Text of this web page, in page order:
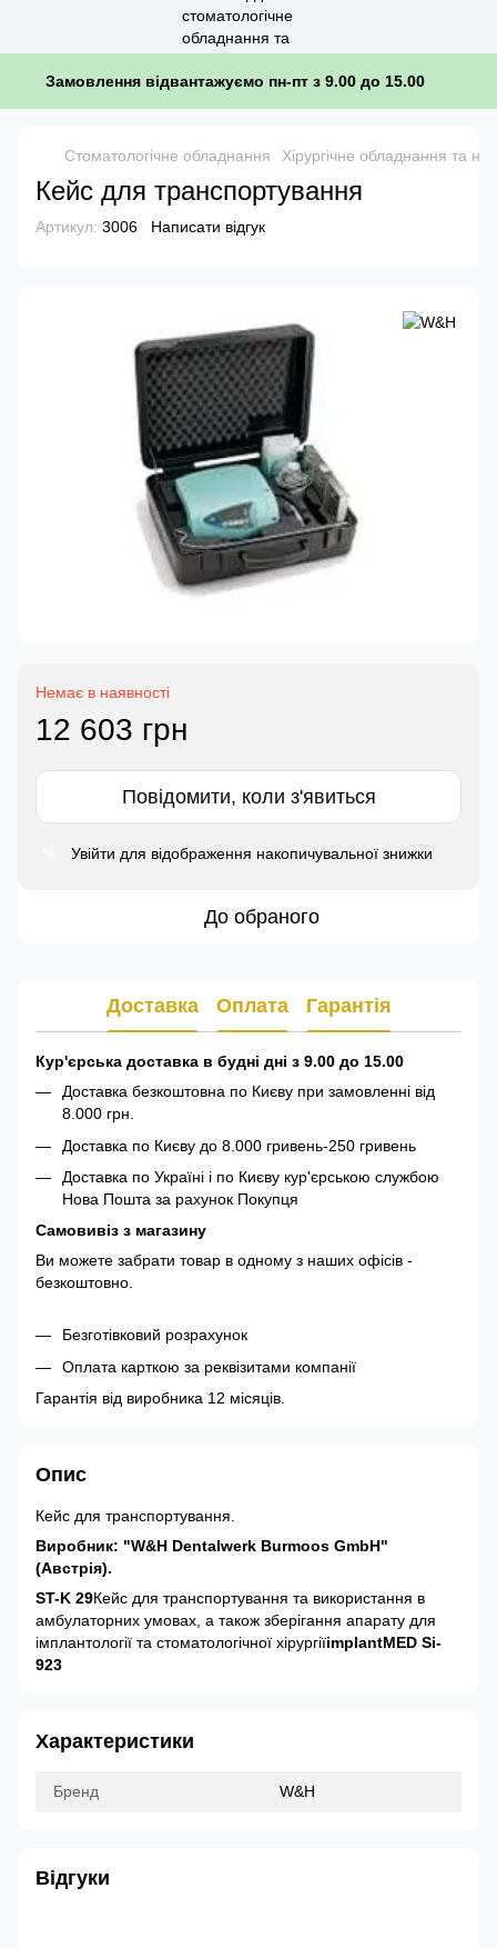
Замовлення відвантажуємо пн-пт з 9.00 до 15.00
Стоматологічне обладнання Хірургічне обладнання та
Кейс для транспортування
Артикул: 3006 Написати відгук
Немає в наявності
12 603 грн
Повідомити, коли з'явиться
Увійти для відображення накопичувальної знижки
До обраного
Доставка Оплата Гарантія
Кур'єрська доставка в будні дні з 9.00 до 15.00
Доставка безкоштовна по Києву при замовленні від
8.000 грн.
Доставка по Києву до 8.000 гривень-250 гривень
Доставка по Україні і по Києву кур'єрською службою
Нова Пошта за рахунок Покупця
Самовивіз з магазину
Ви можете забрати товар в одному з наших офісів -
безкоштовно.
Безготівковий розрахунок
Оплата карткою за реквізитами компанії
Гарантія від виробника 12 місяців.
Опис
Кейс для транспортування.
Виробник: "W&H Dentalwerk Burmoos GmbH"
(Австрія).
ST-K 29Кейс для транспортування та використання в
амбулаторних умовах, а також зберігання апарату для
імплантології та стоматологічної хірургіїimplantMED Si-
923
Характеристики
Бренд W&H
Відгуки